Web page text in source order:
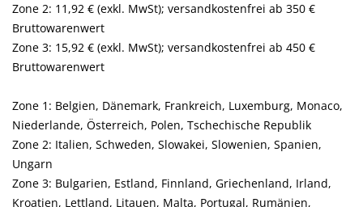
Zone 2: 11,92 € (exkl. MwSt); versandkostenfrei ab 350 €
Bruttowarenwert
Zone 3: 15,92 € (exkl. MwSt); versandkostenfrei ab 450 €
Bruttowarenwert
Zone 1: Belgien, Dänemark, Frankreich, Luxemburg, Monaco,
Niederlande, Österreich, Polen, Tschechische Republik
Zone 2: Italien, Schweden, Slowakei, Slowenien, Spanien,
Ungarn
Zone 3: Bulgarien, Estland, Finnland, Griechenland, Irland,
Kroatien, Lettland, Litauen, Malta, Portugal, Rumänien,